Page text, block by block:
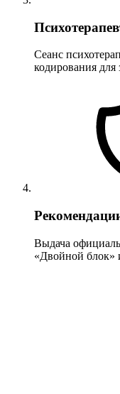
Сеанс
кодирования для
Выдача
«Двойной блок»